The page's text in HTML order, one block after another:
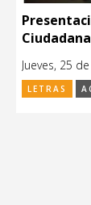
Jueves, 25
LETRAS